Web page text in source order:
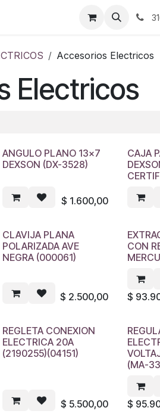
Accesorios Electricos
Electricos
ANGULO PLANO 13x7
DEXSON (DX-3528)
$ 1.600,00
CAJA
CLAVIJA PLANA
POLARIZADA AVE
NEGRA (000061)
$ 2.500,00
CON
$
REGLETA CONEXION
ELECTRICA 20A
(2190255)(04151)
$ 5.500,00
(MA-
$